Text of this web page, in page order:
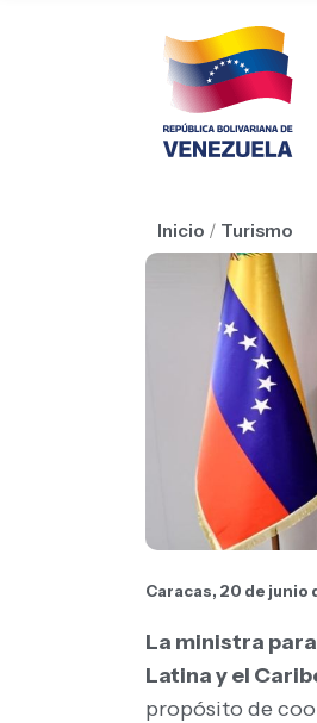
Inicio / Turismo
Caracas, 20 de junio
La ministra
Latina y el
propósito de